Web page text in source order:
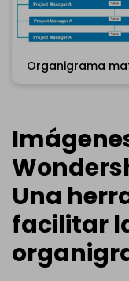
También puedes
Organigrama
Una
facilitar